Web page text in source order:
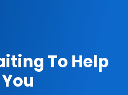
To Help
You